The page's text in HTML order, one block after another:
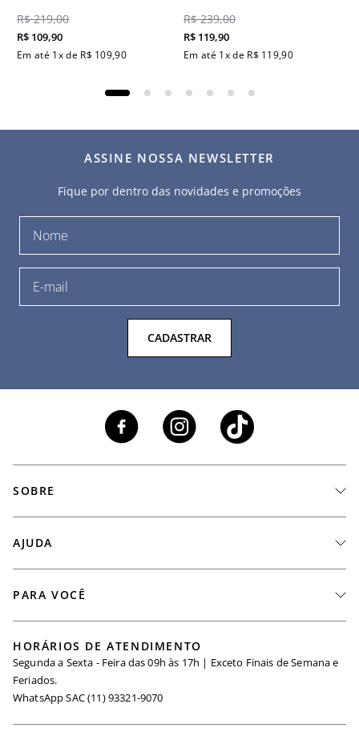
R$ 219,00
R$ 109,90
Em até 1x de R$ 109,90
R$ 239,00
R$ 119,90
Em até 1x de R$ 119,90
ASSINE NOSSA NEWSLETTER
Fique por dentro das novidades e promoções
CADASTRAR
SOBRE
Seja um Revendedor
Igualdade Salarial
Requisição de Dados
AJUDA
Minha Conta
Trocas
PARA VOCÊ
Maternidade
Seja um Afiliado
HORÁRIOS DE ATENDIMENTO
Segunda a Sexta - Feira das 09h às 17h | Exceto Finais de Semana e
Feriados.
WhatsApp SAC (11) 93321-9070